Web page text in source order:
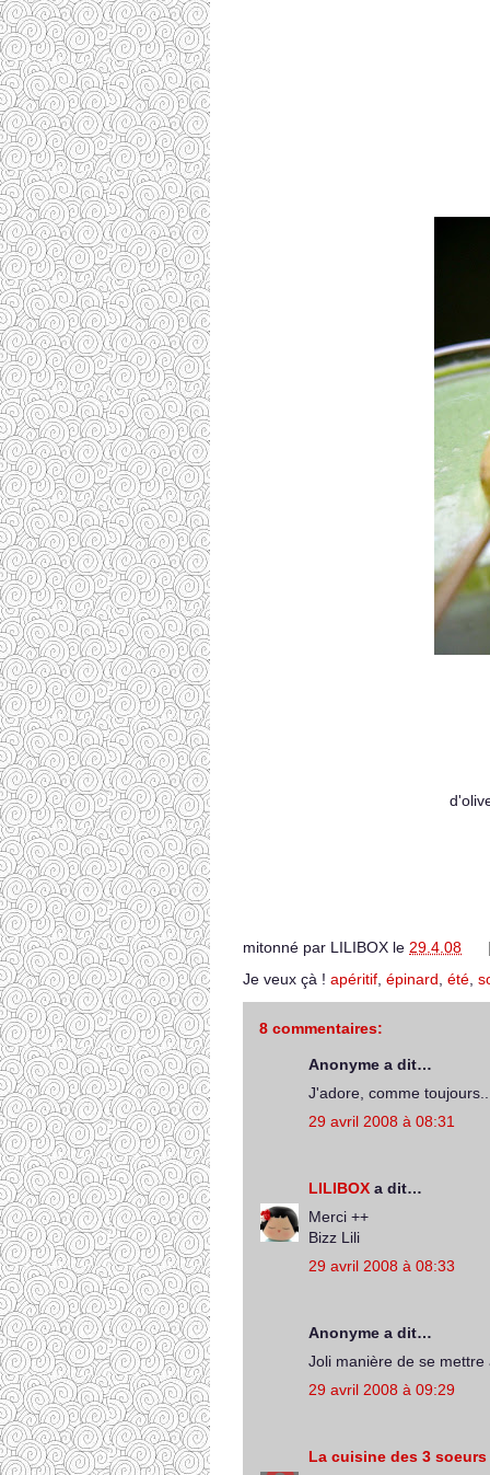
mitonné par LILIBOX le 29.4.08
Je veux çà ! apéritif épinard été
8 commentaires:
Anonyme a dit…
J'adore, comme
29 avril 2008 à 08:31
LILIBOX a dit…
Merci ++
Bizz Lili
29 avril 2008 à 08:33
Anonyme a dit…
Joli manière de se mettre
29 avril 2008 à 09:29
La cuisine des 3 soeurs